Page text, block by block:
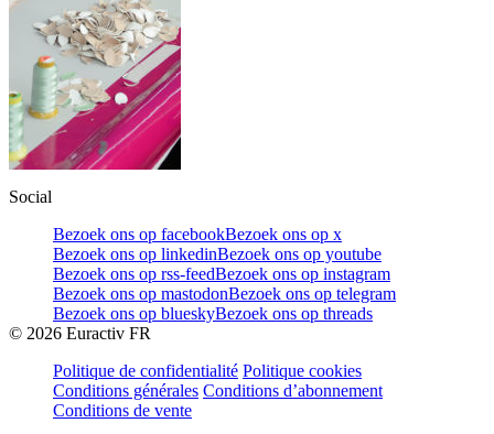
Social
Bezoek ons op facebookBezoek ons op x
Bezoek ons op linkedinBezoek ons op youtube
Bezoek ons op rss-feedBezoek ons op instagram
Bezoek ons op mastodonBezoek ons op telegram
Bezoek ons op blueskyBezoek ons op threads
© 2026 Euractiv FR
Politique de confidentialité Politique cookies
Conditions générales Conditions d’abonnement
Conditions de vente